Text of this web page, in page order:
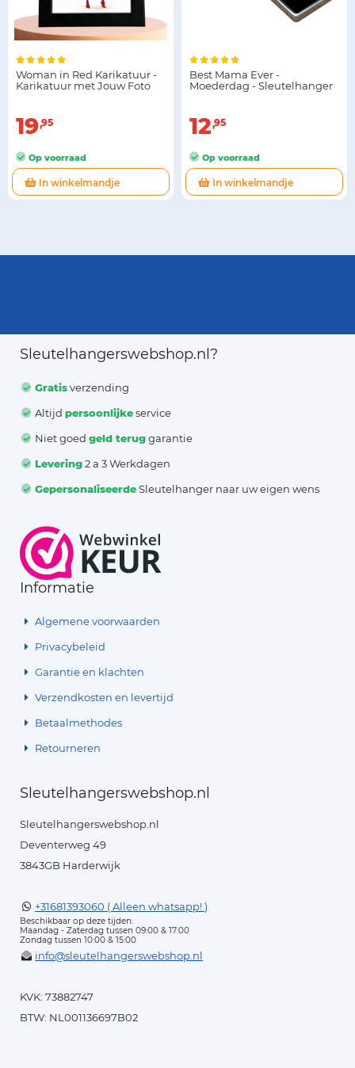
Woman in Red Karikatuur -
Karikatuur met Jouw Foto
19 95
Op voorraad
In winkelmandje
Best Mama Ever -
Moederdag - Sleutelhanger
12 95
Op voorraad
In winkelmandje
Sleutelhangerswebshop.nl?
Gratisverzending
Altijdpersoonlijkeservice
Niet goedgeld teruggarantie
Levering2 a 3 Werkdagen
GepersonaliseerdeSleutelhanger naar uw eigen wens
Informatie
Algemene voorwaarden
Privacybeleid
Garantie en klachten
Verzendkosten en levertijd
Betaalmethodes
Retourneren
Sleutelhangerswebshop.nl
Sleutelhangerswebshop.nl
Deventerweg 49
3843GB Harderwijk
+31681393060 ( Alleen whatsapp! )
Beschikbaar op deze tijden:
Maandag - Zaterdag tussen 09:00 & 17:00
Zondag tussen 10:00 & 15:00
info@sleutelhangerswebshop.nl
KVK: 73882747
BTW: NL001136697B02